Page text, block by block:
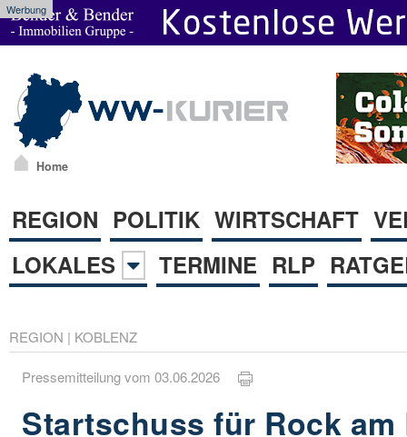
Werbung
Home
REGION POLITIK WIRTSCHAFT
LOKALES
TERMINE RLP
REGION | KOBLENZ
Pressemitteilung vom 03.06.2026
Startschuss für Rock am